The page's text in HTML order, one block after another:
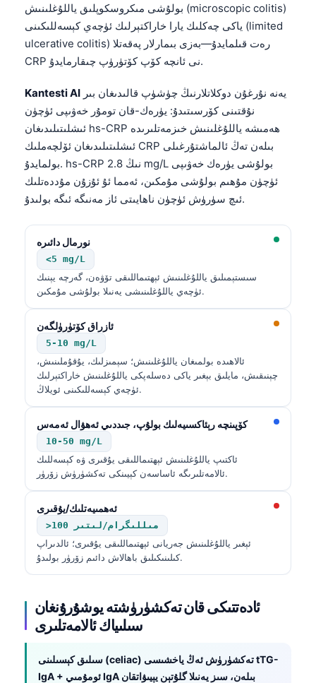
بولۇشى مىكروسكوپلىق ياللۇغلىنىش (microscopic colitis)
ياكى چەكلىك يارا خاراكتېرلىك ئۈچەي كېسەللىكىنى (limited
ulcerative colitis) رەت قىلمايدۇ—بەزى بىمارلار پەقەتلا
CRP نى ئانچە كۆپ كۆتۈرۈپ چىقارمايدۇ.
Kantesti AI
نۇقتىنى كۆرسىتىدۇ: يۈرەك-قان تومۇر خەۋىپى ئۈچۈن
ئىشلىتىلىدىغان hs-CRP ھەمىشە ياللۇغلىنىش خىزمەتلىرىدە
ئىشلىتىلىدىغان ئۆلچەملىك CRP بىلەن تەڭ ئالماشتۇرغىلى
بولمايدۇ. hs-CRP نىڭ 2.8 mg/L بولۇشى يۈرەك خەۋىپى
ئۈچۈن مۇھىم بولۇشى مۇمكىن، ئەمما ئۇ ئۇزۇن مۇددەتلىك
ئىچ سۈرۈش ئۈچۈن ناھايىتى ئاز مەنىگە ئىگە بولىدۇ.
نورمال دائىرە
<5 mg/L
سىستېمىلىق ياللۇغلىنىش ئېھتىماللىقى تۆۋەن، گەرچە يېنىك
ئۈچەي ياللۇغلىنىشى يەنىلا بولۇشى مۇمكىن.
ئازراق كۆتۈرۈلگەن
5-10 mg/L
ئالاھىدە بولمىغان ياللۇغلىنىش؛ سېمىزلىك، يۇقۇملىنىش،
چېنىقىش، مايلىق بېغىر ياكى دەسلەپكى ياللۇغلىنىش خاراكتېرلىك
ئۈچەي كېسەللىكىنى ئويلاڭ.
كۆپىنچە رېئاكسىيەلىك بولۇپ، جىددىي ئەھۋال ئەمەس
10-50 mg/L
ئاكتىپ ياللۇغلىنىش ئېھتىماللىقى يۇقىرى ۋە كېسەللىك
ئالامەتلىرىگە ئاساسەن كېيىنكى تەكشۈرۈش زۆرۈر.
ئەھمىيەتلىك/يۇقىرى
>100 مىللىگرام/لىتىر
ئېغىر ياللۇغلىنىش جەريانى ئېھتىماللىقى يۇقىرى؛ ئالدىراپ
كىلىنىكىلىق باھالاش دائىم زۆرۈر بولىدۇ.
ئادەتتىكى قان تەكشۈرۈشتە يوشۇرۇنغان
سىلىياك ئالامەتلىرى
سىلىق كېسىلىنى (celiac) تەكشۈرۈش ئەڭ ياخشىسى tTG-
IgA + ئومۇمىي IgA بىلەن، سىز يەنىلا گلۇتېن يېيىۋاتقان